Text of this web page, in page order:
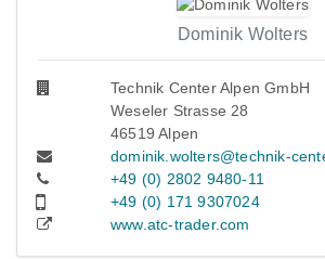
Dominik Wolters
Technik Center Alpen GmbH
Weseler Strasse 28
46519 Alpen
dominik.wolters@technik-
+49 (0) 2802 9480-11
+49 (0) 171 9307024
www.atc-trader.com